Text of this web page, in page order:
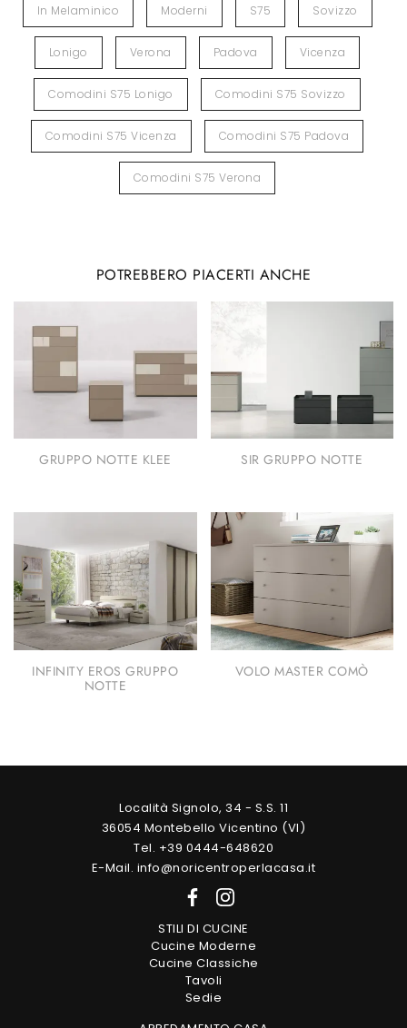
In Melaminico Moderni S75 Sovizzo
Lonigo Verona Padova Vicenza
Comodini S75 Lonigo Comodini S75 Sovizzo
Comodini S75 Vicenza Comodini S75 Padova
Comodini S75 Verona
POTREBBERO PIACERTI ANCHE
GRUPPO NOTTE KLEE SIR GRUPPO NOTTE
INFINITY EROS GRUPPO
NOTTE
VOLO MASTER COMÒ
Località Signolo, 34 - S.S. 11
36054 Montebello Vicentino (VI)
Tel. +39 0444-648620
E-Mail. info@noricentroperlacasa.it
STILI DI CUCINE
Cucine Moderne
Cucine Classiche
Tavoli
Sedie